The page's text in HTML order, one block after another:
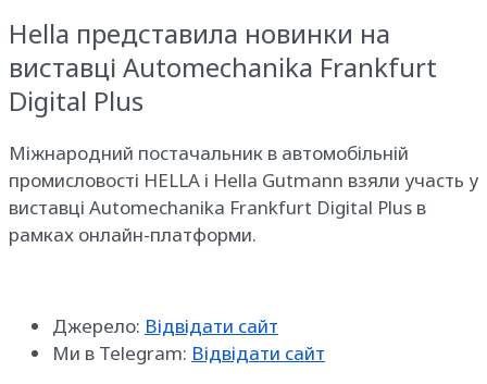
Hella представила новинки на
виставці Automechanika Frankfurt
Digital Plus
Міжнародний постачальник в автомобільній
промисловості HELLA і Hella Gutmann взяли участь у
виставці Automechanika Frankfurt Digital Plus в
рамках онлайн-платформи.
Джерело: Відвідати сайт
Ми в Telegram: Відвідати сайт